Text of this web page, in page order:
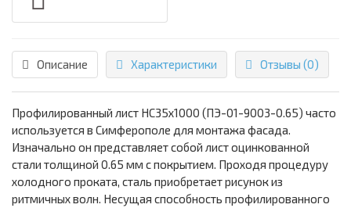
Описание Характеристики Отзывы (0)
Профилированный лист НС35х1000 (ПЭ-01-9003-0.65) часто
используется в Симферополе для монтажа фасада.
Изначально он представляет собой лист оцинкованной
стали толщиной 0.65 мм с покрытием. Проходя процедуру
холодного проката, сталь приобретает рисунок из
ритмичных волн. Несущая способность профилированного